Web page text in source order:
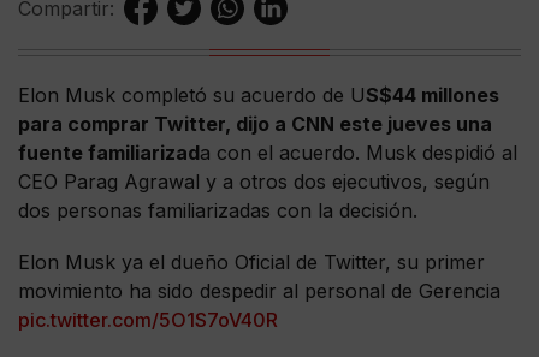
Compartir:
Elon Musk completó su acuerdo de US$44 millones
para comprar Twitter, dijo a CNN este jueves una
fuente familiarizada con el acuerdo. Musk despidió al
CEO Parag Agrawal y a otros dos ejecutivos, según
dos personas familiarizadas con la decisión.
Elon Musk ya el dueño Oficial de Twitter, su primer
movimiento ha sido despedir al personal de Gerencia
pic.twitter.com/5O1S7oV40R